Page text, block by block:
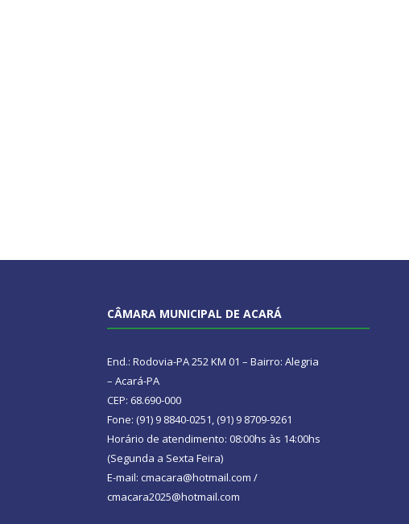
CÂMARA MUNICIPAL DE ACARÁ
End.: Rodovia-PA 252 KM 01 – Bairro: Alegria
– Acará-PA
CEP: 68.690-000
Fone: (91) 9 8840-0251, (91) 9 8709-9261
Horário de atendimento: 08:00hs às 14:00hs
(Segunda a Sexta Feira)
E-mail: cmacara@hotmail.com /
cmacara2025@hotmail.com